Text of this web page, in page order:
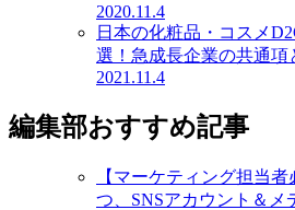
2020.11.4
日本の化粧品・コスメ
選！急成長企業の共通項
2021.11.4
編集部おすすめ記事
【マーケティング担当
つ、SNSアカウント＆メ